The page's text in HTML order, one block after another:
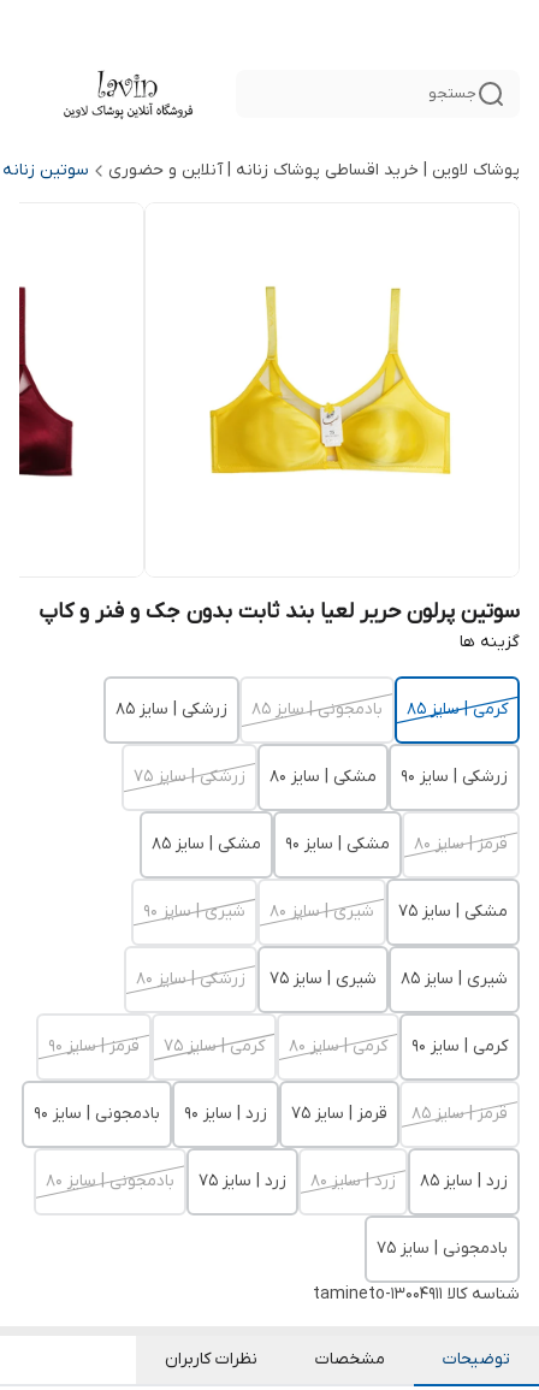
جستجو
پوشاک لاوین | خرید اقساطی پوشاک زنانه | آنلاین و حضوری سوتین زنانه
سوتین پرلون حریر لعیا بند ثابت بدون جک و فنر و کاپ
گزینه ها
کرمی | سایز 85 بادمجونی | سایز 85 زرشکی | سایز 85
زرشکی | سایز 90 مشکی | سایز 80 زرشکی | سایز 75
قرمز | سایز 80 مشکی | سایز 90 مشکی | سایز 85
مشکی | سایز 75 شیری | سایز 80 شیری | سایز 90
شیری | سایز 85 شیری | سایز 75 زرشکی | سایز 80
کرمی | سایز 90 کرمی | سایز 80 کرمی | سایز 75 قرمز | سایز 90
قرمز | سایز 85 قرمز | سایز 75 زرد | سایز 90 بادمجونی | سایز 90
زرد | سایز 85 زرد | سایز 80 زرد | سایز 75 بادمجونی | سایز 80
بادمجونی | سایز 75
شناسه کالا tamineto-13004911
توضیحات مشخصات نظرات کاربران